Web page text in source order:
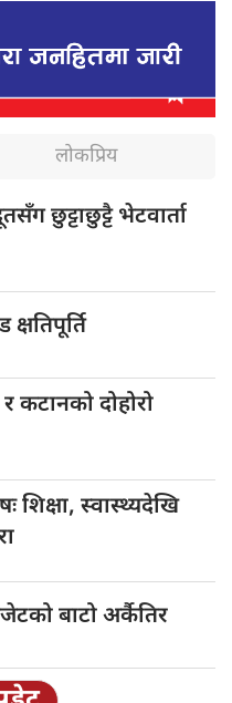
लोकप्रिय
छुट्टाछुट्टै भेटवार्ता
क्षतिपूर्ति
कटानको दोहोरो
शिक्षा, स्वास्थ्यदेखि
बाटो अर्कैतिर